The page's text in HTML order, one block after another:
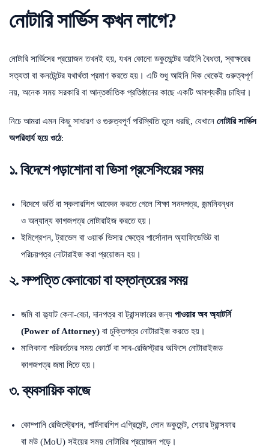
নোটারি সার্ভিস কখন লাগে?
নোটারি সার্ভিসের প্রয়োজন তখনই হয়, যখন কোনো ডকুমেন্টের আইনি বৈধতা, স্বাক্ষরের
সত্যতা বা কনটেন্টের যথার্থতা প্রমাণ করতে হয়। এটি শুধু আইনি দিক থেকেই গুরুত্বপূর্ণ
নয়, অনেক সময় সরকারি বা আন্তর্জাতিক প্রতিষ্ঠানের কাছে একটি আবশ্যকীয় চাহিদা।
নিচে আমরা এমন কিছু সাধারণ ও গুরুত্বপূর্ণ পরিস্থিতি তুলে ধরছি, যেখানে নোটারি সার্ভিস
অপরিহার্য হয়ে ওঠে:
১. বিদেশে পড়াশোনা বা ভিসা প্রসেসিংয়ের সময়
বিদেশে ভর্তি বা স্কলারশিপ আবেদন করতে গেলে শিক্ষা সনদপত্র, জন্মনিবন্ধন
ও অন্যান্য কাগজপত্র নোটারাইজ করতে হয়।
ইমিগ্রেশন, ট্রাভেল বা ওয়ার্ক ভিসার ক্ষেত্রে পার্সোনাল অ্যাফিডেভিট বা
পরিচয়পত্র নোটারাইজ করা প্রয়োজন হয়।
২. সম্পত্তি কেনাবেচা বা হস্তান্তরের সময়
জমি বা ফ্ল্যাট কেনা-বেচা, দানপত্র বা ট্রান্সফারের জন্য পাওয়ার অব অ্যাটর্নি
(Power of Attorney) বা চুক্তিপত্র নোটারাইজ করতে হয়।
মালিকানা পরিবর্তনের সময় কোর্টে বা সাব-রেজিস্ট্রার অফিসে নোটারাইজড
কাগজপত্র জমা দিতে হয়।
৩. ব্যবসায়িক কাজে
কোম্পানি রেজিস্ট্রেশন, পার্টনারশিপ এগ্রিমেন্ট, লোন ডকুমেন্ট, শেয়ার ট্রান্সফার
বা মউ (MoU) সইয়ের সময় নোটারির প্রয়োজন পড়ে।